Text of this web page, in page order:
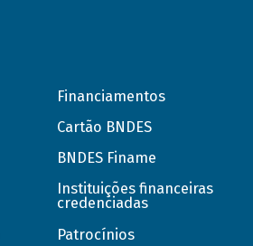
Financiamentos
Cartão BNDES
BNDES Finame
Instituições financeiras
credenciadas
Patrocínios